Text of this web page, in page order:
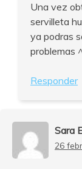
Una vez
servilleta
ya podras
problemas
Responder
Sara
26